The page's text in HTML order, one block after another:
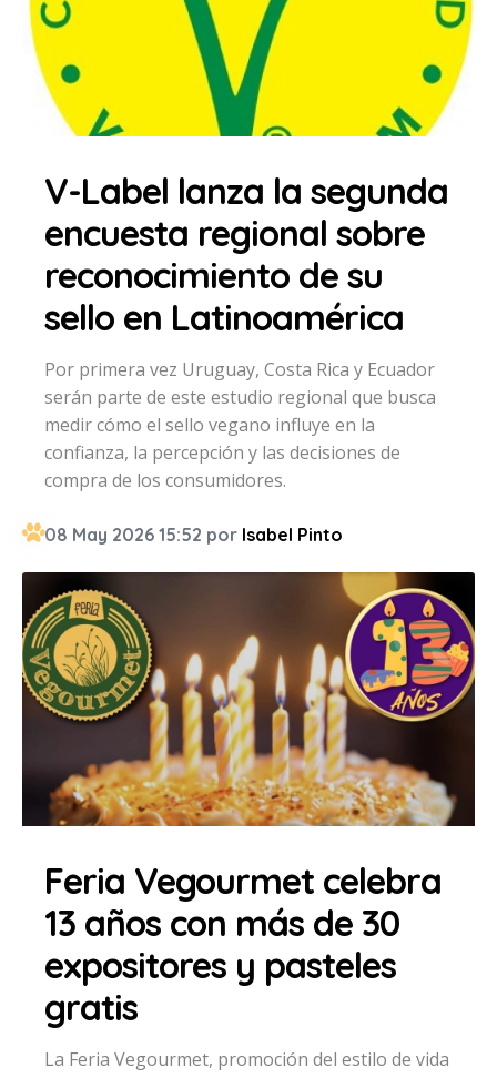
V-Label lanza la segunda
encuesta regional sobre
reconocimiento de su
sello en Latinoamérica
Por primera vez Uruguay, Costa Rica y Ecuador
serán parte de este estudio regional que busca
medir cómo el sello vegano influye en la
confianza, la percepción y las decisiones de
compra de los consumidores.
08 May 2026 15:52 por Isabel Pinto
Feria Vegourmet celebra
13 años con más de 30
expositores y pasteles
gratis
La Feria Vegourmet, promoción del estilo de vida